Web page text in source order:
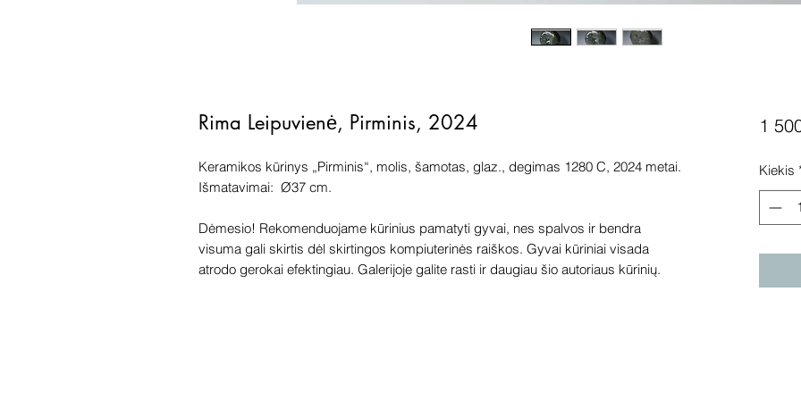
Rima Leipuvienė, Pirminis, 2024
Keramikos kūrinys „Pirminis“, molis, šamotas, glaz., degimas 1280 C, 2024 metai.
Išmatavimai: Ø37 cm.
Dėmesio! Rekomenduojame kūrinius pamatyti gyvai, nes spalvos ir bendra
visuma gali skirtis dėl skirtingos kompiuterinės raiškos. Gyvai kūriniai visada
atrodo gerokai efektingiau. Galerijoje galite rasti ir daugiau šio autoriaus kūrinių.
1
Kiekis